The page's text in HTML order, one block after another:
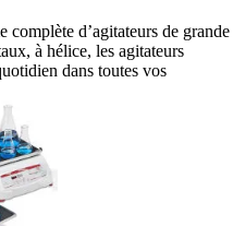
d’agitateurs de grande
à hélice, les agitateurs
dans toutes vos